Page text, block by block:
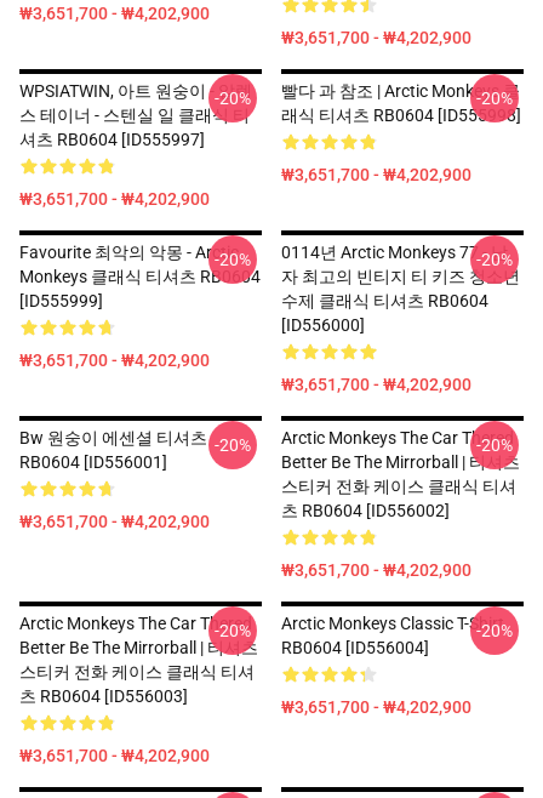
₩3,651,700 - ₩4,202,900
₩3,651,700 - ₩4,202,900
WPSIATWIN, 아트 원숭이 - 알렉
스 테이너 - 스텐실 일 클래식 티
셔츠 RB0604 [ID555997]
₩3,651,700 - ₩4,202,900
-20%
빨다 과 참조 | Arctic Monkeys 클
래식 티셔츠 RB0604 [ID555998]
₩3,651,700 - ₩4,202,900
-20%
Favourite 최악의 악몽 - Arctic
Monkeys 클래식 티셔츠 RB0604
[ID555999]
₩3,651,700 - ₩4,202,900
-20%
0114년 Arctic Monkeys 77 - 남
자 최고의 빈티지 티 키즈 청소년
수제 클래식 티셔츠 RB0604
[ID556000]
₩3,651,700 - ₩4,202,900
-20%
Bw 원숭이 에센셜 티셔츠
RB0604 [ID556001]
₩3,651,700 - ₩4,202,900
-20%
Arctic Monkeys The Car Thered
Better Be The Mirrorball | 티셔츠
스티커 전화 케이스 클래식 티셔
츠 RB0604 [ID556002]
₩3,651,700 - ₩4,202,900
-20%
Arctic Monkeys The Car Thered
Better Be The Mirrorball | 티셔츠
스티커 전화 케이스 클래식 티셔
츠 RB0604 [ID556003]
₩3,651,700 - ₩4,202,900
-20%
Arctic Monkeys Classic T-Shirt
RB0604 [ID556004]
₩3,651,700 - ₩4,202,900
-20%